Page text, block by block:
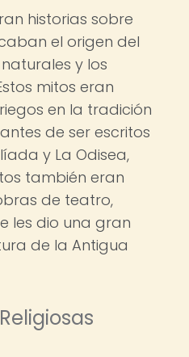
historias sobre
el origen del
y los
mitos eran
en la tradición
de ser escritos
y La Odisea,
también eran
de teatro,
les dio una gran
de la Antigua